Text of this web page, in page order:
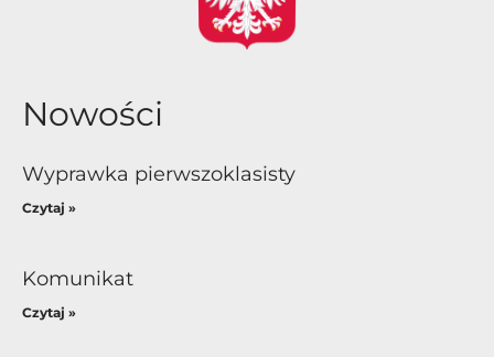
Nowości
Wyprawka pierwszoklasisty
Czytaj »
Komunikat
Czytaj »